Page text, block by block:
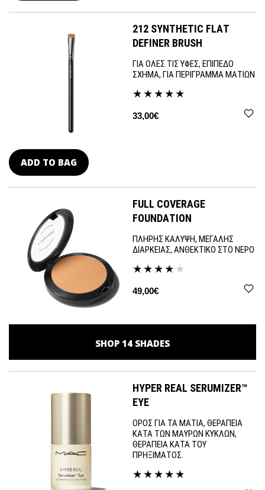
212 SYNTHETIC FLAT
DEFINER BRUSH
ΓΙΑ ΟΛΕΣ ΤΙΣ ΥΦΕΣ, ΕΠΙΠΕΔΟ
ΣΧΗΜΑ, ΓΙΑ ΠΕΡΙΓΡΑΜΜΑ ΜΑΤΙΩΝ
33,00€
ADD TO BAG
FULL COVERAGE
FOUNDATION
ΠΛΗΡΗΣ ΚΑΛΥΨΗ, ΜΕΓΑΛΗΣ
ΔΙΑΡΚΕΙΑΣ, ΑΝΘΕΚΤΙΚΟ ΣΤΟ ΝΕΡΟ
49,00€
SHOP 14 SHADES
HYPER REAL SERUMIZER™
EYE
ΟΡΟΣ ΓΙΑ ΤΑ ΜΑΤΙΑ, ΘΕΡΑΠΕΙΑ
ΚΑΤΑ ΤΩΝ ΜΑΥΡΩΝ ΚΥΚΛΩΝ,
ΘΕΡΑΠΕΙΑ ΚΑΤΑ ΤΟΥ
ΠΡΗΞΙΜΑΤΟΣ.